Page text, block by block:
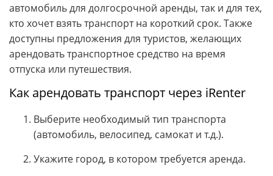
автомобиль для долгосрочной аренды, так и для тех,
кто хочет взять транспорт на короткий срок. Также
доступны предложения для туристов, желающих
арендовать транспортное средство на время
отпуска или путешествия.
Как арендовать транспорт через iRenter
Выберите необходимый тип транспорта
(автомобиль, велосипед, самокат и т.д.).
Укажите город, в котором требуется аренда.